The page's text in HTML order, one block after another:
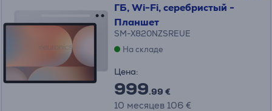
ГБ, Wi-Fi, серебристый -
Планшет
SM-X820NZSREUE
На складе
Цена:
999.99 €
10 месяцев 106 €